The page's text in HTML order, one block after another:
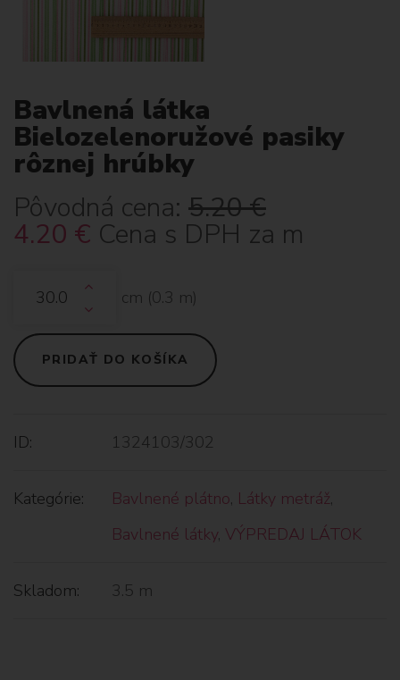
Bavlnená látka
Bielozelenoružové pasiky
rôznej hrúbky
Pôvodná cena: 5.20€
4.20 € Cena s DPH za m
cm (0.3 m)
PRIDAŤ DO KOŠÍKA
ID: 1324103/302
Kategórie: Bavlnené plátno, Látky metráž,
Bavlnené látky, VÝPREDAJ LÁTOK
Skladom: 3.5 m